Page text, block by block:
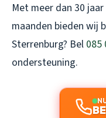
Met meer dan 30
maanden bieden wij
Sterrenburg? Bel 085
ondersteuning.